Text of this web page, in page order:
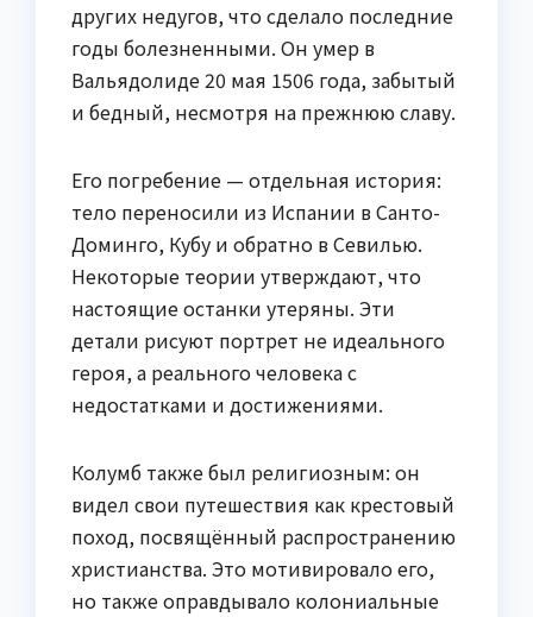
других недугов, что сделало последние
годы болезненными. Он умер в
Вальядолиде 20 мая 1506 года, забытый
и бедный, несмотря на прежнюю славу.
Его погребение — отдельная история:
тело переносили из Испании в Санто-
Доминго, Кубу и обратно в Севилью.
Некоторые теории утверждают, что
настоящие останки утеряны. Эти
детали рисуют портрет не идеального
героя, а реального человека с
недостатками и достижениями.
Колумб также был религиозным: он
видел свои путешествия как крестовый
поход, посвящённый распространению
христианства. Это мотивировало его,
но также оправдывало колониальные